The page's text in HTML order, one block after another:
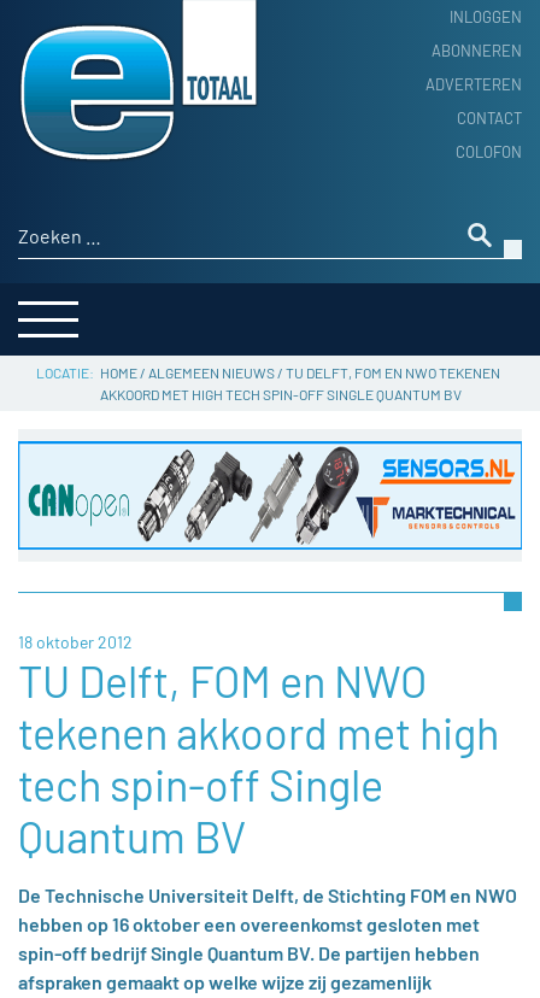
INLOGGEN
ABONNEREN
ADVERTEREN
CONTACT
COLOFON
Zoeken naar:
HOME
PRODUCTNIEUWS
ACHTERGROND
THEMA’S
SERVICE
HOME/ ALGEMEEN NIEUWS/ TU DELFT, FOM EN NWO TEKENEN
AKKOORD MET HIGH TECH SPIN-OFF SINGLE QUANTUM BV
18 oktober 2012
TU Delft, FOM en NWO
tekenen akkoord met high
tech spin-off Single
Quantum BV
De Technische Universiteit Delft, de Stichting FOM en NWO
hebben op 16 oktober een overeenkomst gesloten met
spin-off bedrijf Single Quantum BV. De partijen hebben
afspraken gemaakt op welke wijze zij gezamenlijk